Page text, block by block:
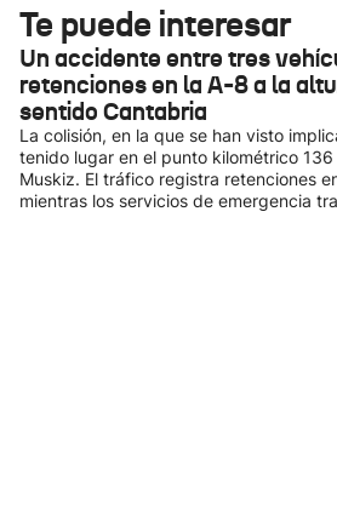
Te puede interesar
Un accidente entre tres
retenciones en la A-8 a la
sentido Cantabria
La colisión, en la que se han visto
tenido lugar en el punto kilométrico
Muskiz. El tráfico registra retenciones
mientras los servicios de emergencia